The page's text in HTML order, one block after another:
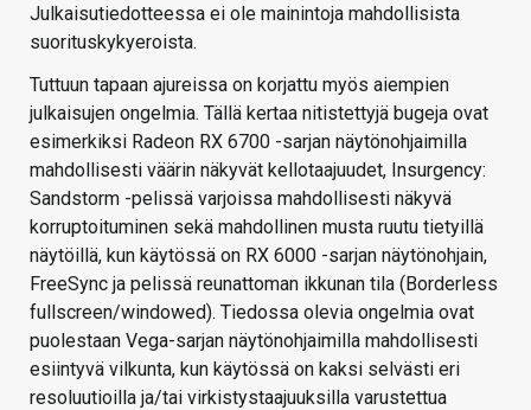
Julkaisutiedotteessa ei ole mainintoja mahdollisista
suorituskykyeroista.
Tuttuun tapaan ajureissa on korjattu myös aiempien
julkaisujen ongelmia. Tällä kertaa nitistettyjä bugeja ovat
esimerkiksi Radeon RX 6700 -sarjan näytönohjaimilla
mahdollisesti väärin näkyvät kellotaajuudet, Insurgency:
Sandstorm -pelissä varjoissa mahdollisesti näkyvä
korruptoituminen sekä mahdollinen musta ruutu tietyillä
näytöillä, kun käytössä on RX 6000 -sarjan näytönohjain,
FreeSync ja pelissä reunattoman ikkunan tila (Borderless
fullscreen/windowed). Tiedossa olevia ongelmia ovat
puolestaan Vega-sarjan näytönohjaimilla mahdollisesti
esiintyvä vilkunta, kun käytössä on kaksi selvästi eri
resoluutioilla ja/tai virkistystaajuuksilla varustettua